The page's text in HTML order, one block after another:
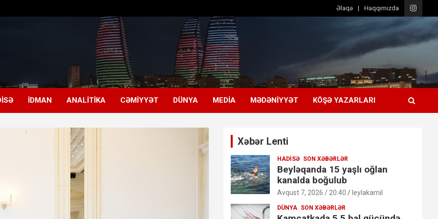
Əlaqə Haqqımızda
İDMAN ANALITIKA CƏMIYYƏT DÜNYA MEDIA MƏDƏNIYYƏT KÖŞƏ YAZARLARI
Xəbər Lenti
HADISƏ SON XƏBƏRLƏR
Beyləqanda 15 yaşlı oğlan
kanalda boğulub
Avqust 7, 2026 / 20:40 leylakamil
DÜNYA SON XƏBƏRLƏR